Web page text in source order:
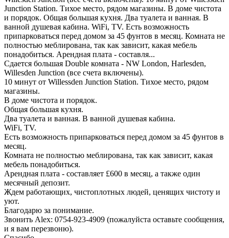
Junction Station. Тихое место, рядом магазины. В доме чистота
и порядок. Общая большая кухня. Два туалета и ванная. В
ванной душевая кабина. WiFi, TV. Есть возможность
припарковаться перед домом за 45 фунтов в месяц. Комната не
полностью меблирована, так как зависит, какая мебель
понадобиться. Арендная плата - составля...
Сдается большая Double комната - NW London, Harlesden,
Willesden Junction (все счета включены).
10 минут от Willessden Junction Station. Тихое место, рядом
магазины.
В доме чистота и порядок.
Общая большая кухня.
Два туалета и ванная. В ванной душевая кабина.
WiFi, TV.
Есть возможность припарковаться перед домом за 45 фунтов в
месяц.
Комната не полностью меблирована, так как зависит, какая
мебель понадобиться.
Арендная плата - составляет £600 в месяц, а также один
месячный депозит.
Ждем работающих, чистоплoтных людей, ценящих чистоту и
уют.
Благодарю за понимание.
Звонить Alex: 0754-923-4909 (пожалуйста оставьте сообщения,
и я вам перезвоню).